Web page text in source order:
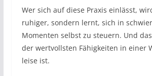
Wer sich auf diese Praxis einlässt,
ruhiger, sondern lernt, sich in
Momenten selbst zu steuern. Und
der wertvollsten Fähigkeiten in einer
leise ist.